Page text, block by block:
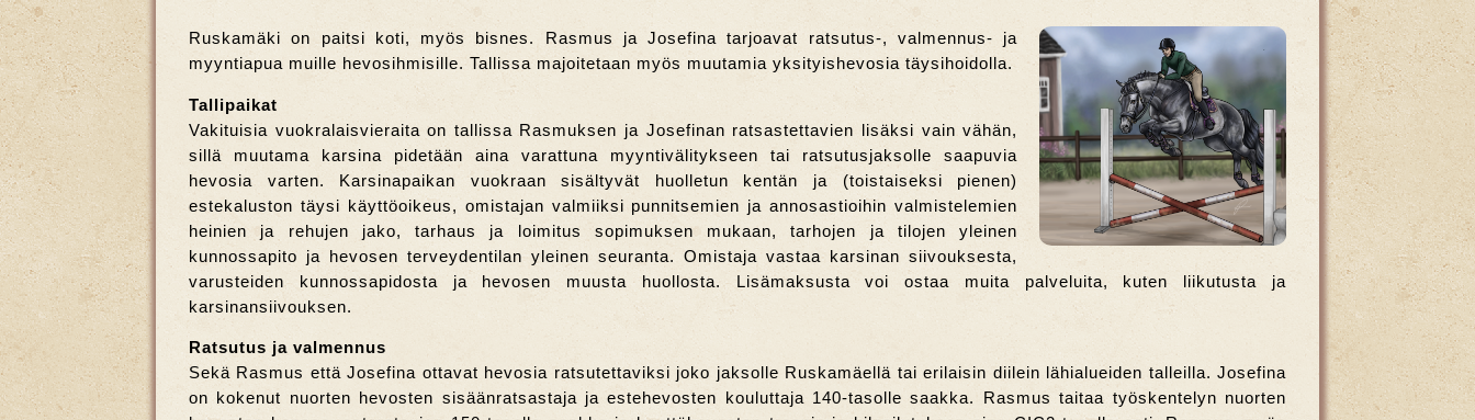
Ruskamäki on paitsi koti, myös bisnes. Rasmus ja Josefina tarjoavat ratsutus-, valmennus- ja
myyntiapua muille hevosihmisille. Tallissa majoitetaan myös muutamia yksityishevosia täysihoidolla.
Tallipaikat
Vakituisia vuokralaisvieraita on tallissa Rasmuksen ja Josefinan ratsastettavien lisäksi vain vähän,
sillä muutama karsina pidetään aina varattuna myyntivälitykseen tai ratsutusjaksolle saapuvia
hevosia varten. Karsinapaikan vuokraan sisältyvät huolletun kentän ja (toistaiseksi pienen)
estekaluston täysi käyttöoikeus, omistajan valmiiksi punnitsemien ja annosastioihin valmistelemien
heinien ja rehujen jako, tarhaus ja loimitus sopimuksen mukaan, tarhojen ja tilojen yleinen
kunnossapito ja hevosen terveydentilan yleinen seuranta. Omistaja vastaa karsinan siivouksesta,
varusteiden kunnossapidosta ja hevosen muusta huollosta. Lisämaksusta voi ostaa muita palveluita, kuten liikutusta ja
karsinansiivouksen.
Ratsutus ja valmennus
Sekä Rasmus että Josefina ottavat hevosia ratsutettaviksi joko jaksolle Ruskamäellä tai erilaisin diilein lähialueiden talleilla. Josefina
on kokenut nuorten hevosten sisäänratsastaja ja estehevosten kouluttaja 140-tasolle saakka. Rasmus taitaa työskentelyn nuorten